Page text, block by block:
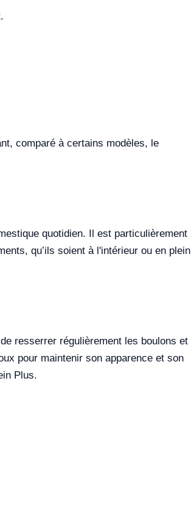
comparé à certains modèles, le
quotidien. Il est particulièrement
qu’ils soient à l'intérieur ou en plein
resserrer régulièrement les boulons et
pour maintenir son apparence et son
Plus.